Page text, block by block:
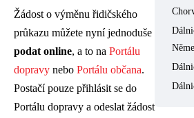
Žádost o výměnu řidičského
průkazu můžete nyní jednoduše
podat online, a to na Portálu
dopravy nebo Portálu občana.
Postačí pouze přihlásit se do
Portálu dopravy a odeslat žádost